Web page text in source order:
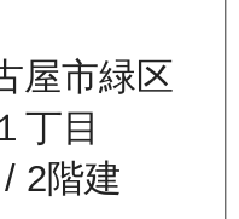
屋市緑区
丁目
/ 2階建